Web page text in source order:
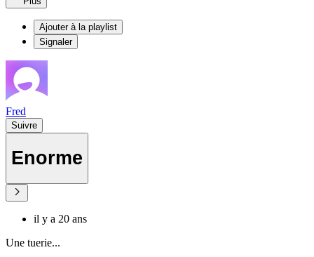
Ajouter à la playlist
Signaler
Fred
Suivre
Enorme
il y a 20 ans
Une tuerie...